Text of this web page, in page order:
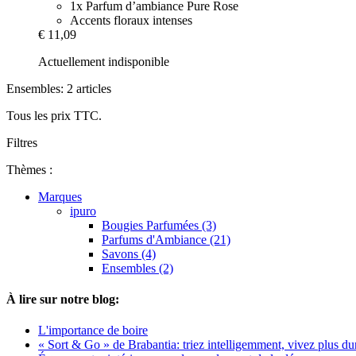
1x Parfum d’ambiance Pure Rose
Accents floraux intenses
€ 11,09
Actuellement indisponible
Ensembles: 2 articles
Tous les prix TTC.
Filtres
Thèmes :
Marques
ipuro
Bougies Parfumées (3)
Parfums d'Ambiance (21)
Savons (4)
Ensembles (2)
À lire sur notre blog:
L'importance de boire
« Sort & Go » de Brabantia: triez intelligemment, vivez plus